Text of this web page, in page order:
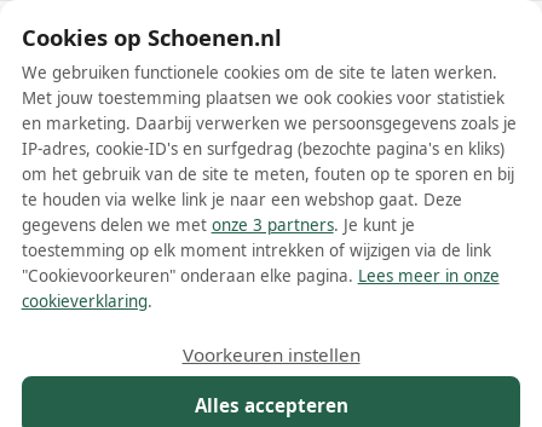
Schoenen.nl
Wis filters Alle filters
Roze Hartjes damesschoenen
Meer lezen
Kleur 1
Cookies op Schoenen.nl
We gebruiken functionele cookies om de site te laten werken.
Met jouw toestemming plaatsen we ook cookies voor statistiek
en marketing. Daarbij verwerken we persoonsgegevens zoals je
IP-adres, cookie-ID's en surfgedrag (bezochte pagina's en kliks)
om het gebruik van de site te meten, fouten op te sporen en bij
te houden via welke link je naar een webshop gaat. Deze
gegevens delen we met onze 3 partners. Je kunt je
toestemming op elk moment intrekken of wijzigen via de link
"Cookievoorkeuren" onderaan elke pagina. Lees meer in onze
cookieverklaring.
Alles accepteren
Voorkeuren instellen